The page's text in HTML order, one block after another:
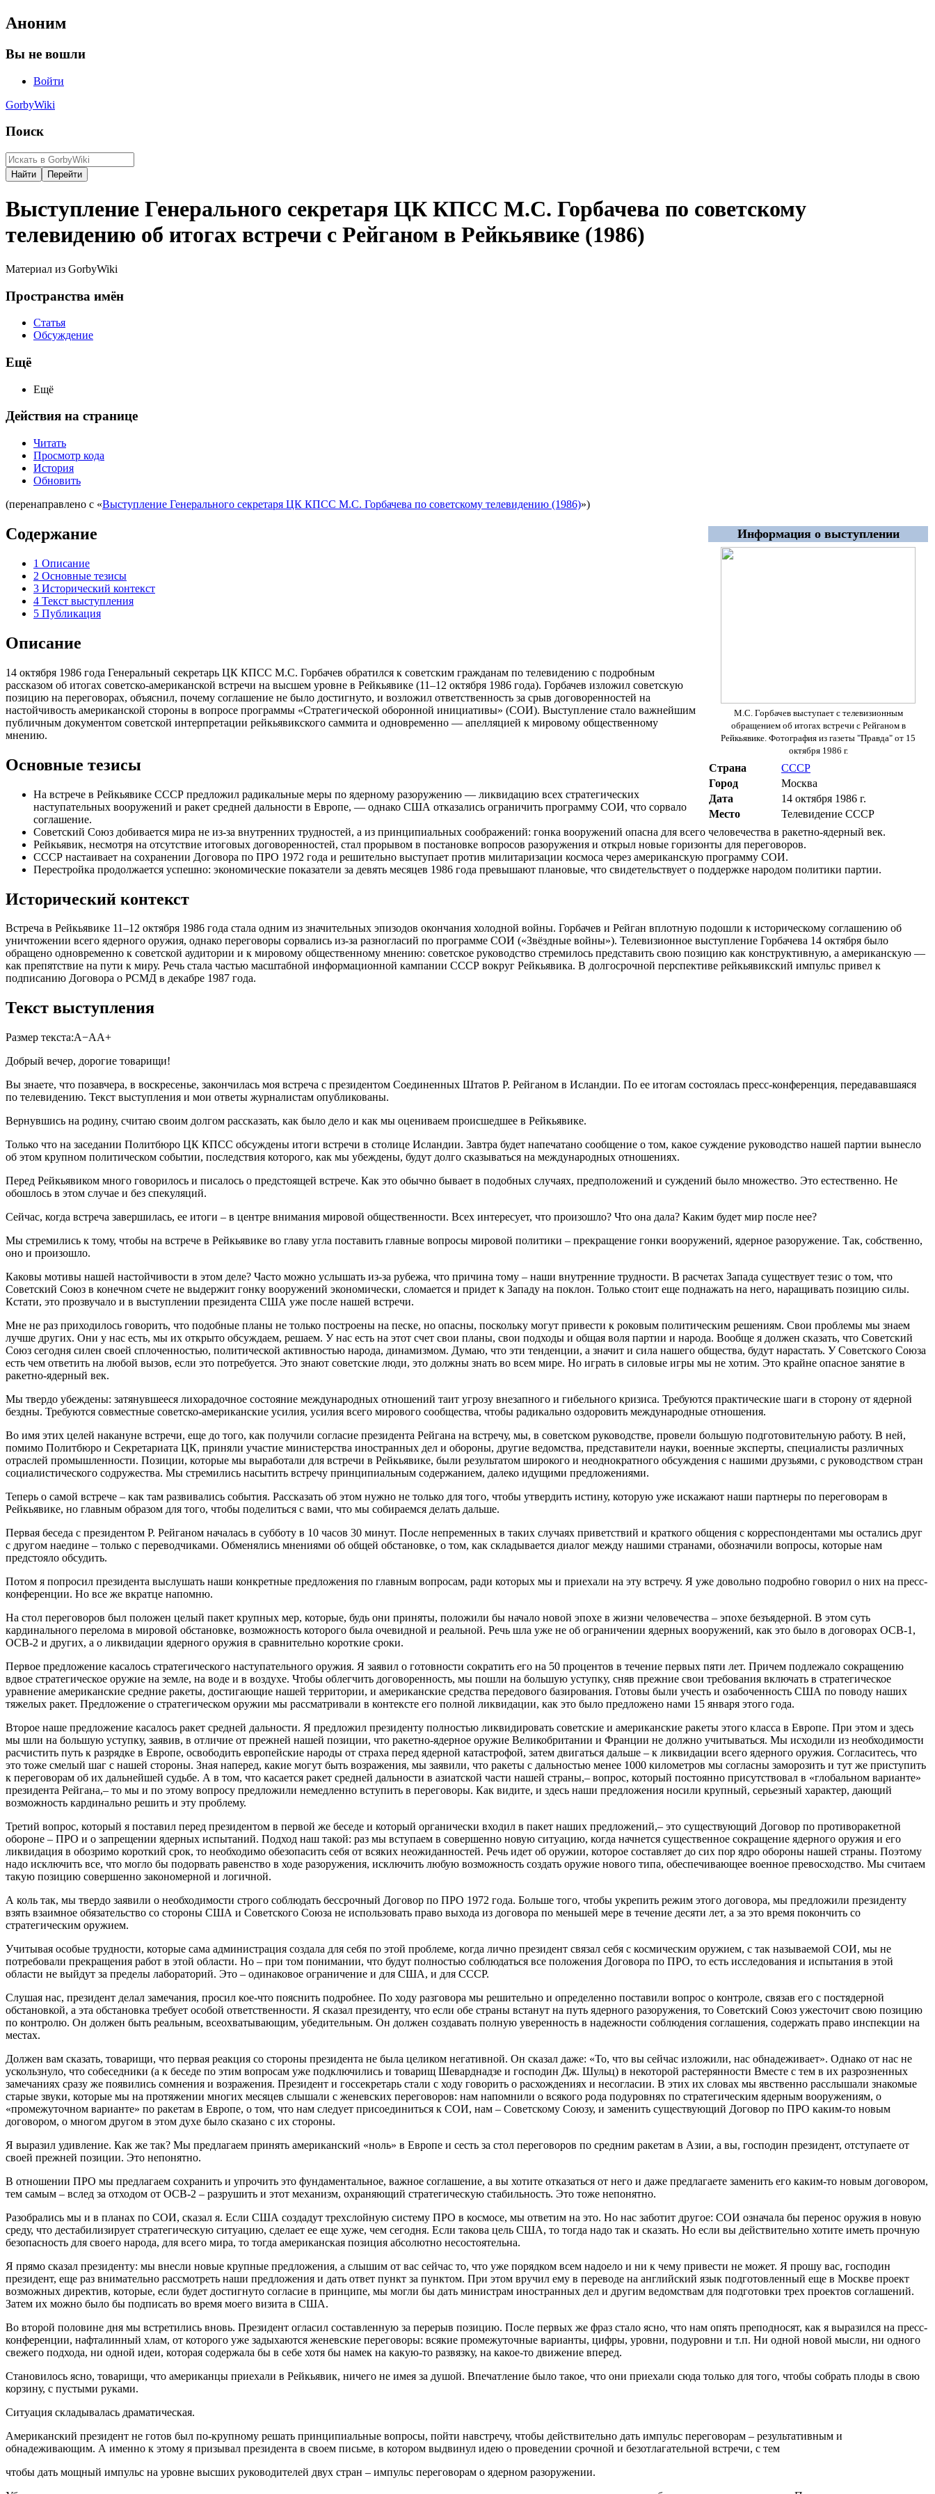
Аноним
Вы не вошли
Войти
GorbyWiki
Поиск
Выступление Генерального секретаря ЦК КПСС М.С. Горбачева по советскому
телевидению об итогах встречи с Рейганом в Рейкьявике (1986)
Материал из GorbyWiki
Пространства имён
Статья
Обсуждение
Ещё
Ещё
Действия на странице
Читать
Просмотр кода
История
Обновить
(перенаправлено с «Выступление Генерального секретаря ЦК КПСС М.С. Горбачева по советскому телевидению (1986)»)
Информация о выступлении
М.С. Горбачев выступает с телевизионным
обращением об итогах встречи с Рейганом в
Рейкьявике. Фотография из газеты "Правда" от 15
октября 1986 г.
Страна
СССР
Город
Москва
Дата
14 октября 1986 г.
Место
Телевидение СССР
Содержание
1 Описание
2 Основные тезисы
3 Исторический контекст
4 Текст выступления
5 Публикация
Описание
14 октября 1986 года Генеральный секретарь ЦК КПСС М.С. Горбачев обратился к советским гражданам по телевидению с подробным
рассказом об итогах советско-американской встречи на высшем уровне в Рейкьявике (11–12 октября 1986 года). Горбачев изложил советскую
позицию на переговорах, объяснил, почему соглашение не было достигнуто, и возложил ответственность за срыв договоренностей на
настойчивость американской стороны в вопросе программы «Стратегической оборонной инициативы» (СОИ). Выступление стало важнейшим
публичным документом советской интерпретации рейкьявикского саммита и одновременно — апелляцией к мировому общественному
мнению.
Основные тезисы
На встрече в Рейкьявике СССР предложил радикальные меры по ядерному разоружению — ликвидацию всех стратегических
наступательных вооружений и ракет средней дальности в Европе, — однако США отказались ограничить программу СОИ, что сорвало
соглашение.
Советский Союз добивается мира не из-за внутренних трудностей, а из принципиальных соображений: гонка вооружений опасна для всего человечества в ракетно-ядерный век.
Рейкьявик, несмотря на отсутствие итоговых договоренностей, стал прорывом в постановке вопросов разоружения и открыл новые горизонты для переговоров.
СССР настаивает на сохранении Договора по ПРО 1972 года и решительно выступает против милитаризации космоса через американскую программу СОИ.
Перестройка продолжается успешно: экономические показатели за девять месяцев 1986 года превышают плановые, что свидетельствует о поддержке народом политики партии.
Исторический контекст
Встреча в Рейкьявике 11–12 октября 1986 года стала одним из значительных эпизодов окончания холодной войны. Горбачев и Рейган вплотную подошли к историческому соглашению об
уничтожении всего ядерного оружия, однако переговоры сорвались из-за разногласий по программе СОИ («Звёздные войны»). Телевизионное выступление Горбачева 14 октября было
обращено одновременно к советской аудитории и к мировому общественному мнению: советское руководство стремилось представить свою позицию как конструктивную, а американскую —
как препятствие на пути к миру. Речь стала частью масштабной информационной кампании СССР вокруг Рейкьявика. В долгосрочной перспективе рейкьявикский импульс привел к
подписанию Договора о РСМД в декабре 1987 года.
Текст выступления
Размер текста:А−АА+
Добрый вечер, дорогие товарищи!
Вы знаете, что позавчера, в воскресенье, закончилась моя встреча с президентом Соединенных Штатов Р. Рейганом в Исландии. По ее итогам состоялась пресс-конференция, передававшаяся
по телевидению. Текст выступления и мои ответы журналистам опубликованы.
Вернувшись на родину, считаю своим долгом рассказать, как было дело и как мы оцениваем происшедшее в Рейкьявике.
Только что на заседании Политбюро ЦК КПСС обсуждены итоги встречи в столице Исландии. Завтра будет напечатано сообщение о том, какое суждение руководство нашей партии вынесло
об этом крупном политическом событии, последствия которого, как мы убеждены, будут долго сказываться на международных отношениях.
Перед Рейкьявиком много говорилось и писалось о предстоящей встрече. Как это обычно бывает в подобных случаях, предположений и суждений было множество. Это естественно. Не
обошлось в этом случае и без спекуляций.
Сейчас, когда встреча завершилась, ее итоги – в центре внимания мировой общественности. Всех интересует, что произошло? Что она дала? Каким будет мир после нее?
Мы стремились к тому, чтобы на встрече в Рейкьявике во главу угла поставить главные вопросы мировой политики – прекращение гонки вооружений, ядерное разоружение. Так, собственно,
оно и произошло.
Каковы мотивы нашей настойчивости в этом деле? Часто можно услышать из-за рубежа, что причина тому – наши внутренние трудности. В расчетах Запада существует тезис о том, что
Советский Союз в конечном счете не выдержит гонку вооружений экономически, сломается и придет к Западу на поклон. Только стоит еще поднажать на него, наращивать позицию силы.
Кстати, это прозвучало и в выступлении президента США уже после нашей встречи.
Мне не раз приходилось говорить, что подобные планы не только построены на песке, но опасны, поскольку могут привести к роковым политическим решениям. Свои проблемы мы знаем
лучше других. Они у нас есть, мы их открыто обсуждаем, решаем. У нас есть на этот счет свои планы, свои подходы и общая воля партии и народа. Вообще я должен сказать, что Советский
Союз сегодня силен своей сплоченностью, политической активностью народа, динамизмом. Думаю, что эти тенденции, а значит и сила нашего общества, будут нарастать. У Советского Союза
есть чем ответить на любой вызов, если это потребуется. Это знают советские люди, это должны знать во всем мире. Но играть в силовые игры мы не хотим. Это крайне опасное занятие в
ракетно-ядерный век.
Мы твердо убеждены: затянувшееся лихорадочное состояние международных отношений таит угрозу внезапного и гибельного кризиса. Требуются практические шаги в сторону от ядерной
бездны. Требуются совместные советско-американские усилия, усилия всего мирового сообщества, чтобы радикально оздоровить международные отношения.
Во имя этих целей накануне встречи, еще до того, как получили согласие президента Рейгана на встречу, мы, в советском руководстве, провели большую подготовительную работу. В ней,
помимо Политбюро и Секретариата ЦК, приняли участие министерства иностранных дел и обороны, другие ведомства, представители науки, военные эксперты, специалисты различных
отраслей промышленности. Позиции, которые мы выработали для встречи в Рейкьявике, были результатом широкого и неоднократного обсуждения с нашими друзьями, с руководством стран
социалистического содружества. Мы стремились насытить встречу принципиальным содержанием, далеко идущими предложениями.
Теперь о самой встрече – как там развивались события. Рассказать об этом нужно не только для того, чтобы утвердить истину, которую уже искажают наши партнеры по переговорам в
Рейкьявике, но главным образом для того, чтобы поделиться с вами, что мы собираемся делать дальше.
Первая беседа с президентом Р. Рейганом началась в субботу в 10 часов 30 минут. После непременных в таких случаях приветствий и краткого общения с корреспондентами мы остались друг
с другом наедине – только с переводчиками. Обменялись мнениями об общей обстановке, о том, как складывается диалог между нашими странами, обозначили вопросы, которые нам
предстояло обсудить.
Потом я попросил президента выслушать наши конкретные предложения по главным вопросам, ради которых мы и приехали на эту встречу. Я уже довольно подробно говорил о них на пресс-
конференции. Но все же вкратце напомню.
На стол переговоров был положен целый пакет крупных мер, которые, будь они приняты, положили бы начало новой эпохе в жизни человечества – эпохе безъядерной. В этом суть
кардинального перелома в мировой обстановке, возможность которого была очевидной и реальной. Речь шла уже не об ограничении ядерных вооружений, как это было в договорах ОСВ-1,
ОСВ-2 и других, а о ликвидации ядерного оружия в сравнительно короткие сроки.
Первое предложение касалось стратегического наступательного оружия. Я заявил о готовности сократить его на 50 процентов в течение первых пяти лет. Причем подлежало сокращению
вдвое стратегическое оружие на земле, на воде и в воздухе. Чтобы облегчить договоренность, мы пошли на большую уступку, сняв прежние свои требования включать в стратегическое
уравнение американские средние ракеты, достигающие нашей территории, и американские средства передового базирования. Готовы были учесть и озабоченность США по поводу наших
тяжелых ракет. Предложение о стратегическом оружии мы рассматривали в контексте его полной ликвидации, как это было предложено нами 15 января этого года.
Второе наше предложение касалось ракет средней дальности. Я предложил президенту полностью ликвидировать советские и американские ракеты этого класса в Европе. При этом и здесь
мы шли на большую уступку, заявив, в отличие от прежней нашей позиции, что ракетно-ядерное оружие Великобритании и Франции не должно учитываться. Мы исходили из необходимости
расчистить путь к разрядке в Европе, освободить европейские народы от страха перед ядерной катастрофой, затем двигаться дальше – к ликвидации всего ядерного оружия. Согласитесь, что
это тоже смелый шаг с нашей стороны. Зная наперед, какие могут быть возражения, мы заявили, что ракеты с дальностью менее 1000 километров мы согласны заморозить и тут же приступить
к переговорам об их дальнейшей судьбе. А в том, что касается ракет средней дальности в азиатской части нашей страны,– вопрос, который постоянно присутствовал в «глобальном варианте»
президента Рейгана,– то мы и по этому вопросу предложили немедленно вступить в переговоры. Как видите, и здесь наши предложения носили крупный, серьезный характер, дающий
возможность кардинально решить и эту проблему.
Третий вопрос, который я поставил перед президентом в первой же беседе и который органически входил в пакет наших предложений,– это существующий Договор по противоракетной
обороне – ПРО и о запрещении ядерных испытаний. Подход наш такой: раз мы вступаем в совершенно новую ситуацию, когда начнется существенное сокращение ядерного оружия и его
ликвидация в обозримо короткий срок, то необходимо обезопасить себя от всяких неожиданностей. Речь идет об оружии, которое составляет до сих пор ядро обороны нашей страны. Поэтому
надо исключить все, что могло бы подорвать равенство в ходе разоружения, исключить любую возможность создать оружие нового типа, обеспечивающее военное превосходство. Мы считаем
такую позицию совершенно закономерной и логичной.
А коль так, мы твердо заявили о необходимости строго соблюдать бессрочный Договор по ПРО 1972 года. Больше того, чтобы укрепить режим этого договора, мы предложили президенту
взять взаимное обязательство со стороны США и Советского Союза не использовать право выхода из договора по меньшей мере в течение десяти лет, а за это время покончить со
стратегическим оружием.
Учитывая особые трудности, которые сама администрация создала для себя по этой проблеме, когда лично президент связал себя с космическим оружием, с так называемой СОИ, мы не
потребовали прекращения работ в этой области. Но – при том понимании, что будут полностью соблюдаться все положения Договора по ПРО, то есть исследования и испытания в этой
области не выйдут за пределы лабораторий. Это – одинаковое ограничение и для США, и для СССР.
Слушая нас, президент делал замечания, просил кое-что пояснить подробнее. По ходу разговора мы решительно и определенно поставили вопрос о контроле, связав его с постядерной
обстановкой, а эта обстановка требует особой ответственности. Я сказал президенту, что если обе страны встанут на путь ядерного разоружения, то Советский Союз ужесточит свою позицию
по контролю. Он должен быть реальным, всеохватывающим, убедительным. Он должен создавать полную уверенность в надежности соблюдения соглашения, содержать право инспекции на
местах.
Должен вам сказать, товарищи, что первая реакция со стороны президента не была целиком негативной. Он сказал даже: «То, что вы сейчас изложили, нас обнадеживает». Однако от нас не
ускользнуло, что собеседники (а к беседе по этим вопросам уже подключились и товарищ Шеварднадзе и господин Дж. Шульц) в некоторой растерянности Вместе с тем в их разрозненных
замечаниях сразу же появились сомнения и возражения. Президент и госсекретарь стали с ходу говорить о расхождениях и несогласии. В этих их словах мы явственно расслышали знакомые
старые звуки, которые мы на протяжении многих месяцев слышали с женевских переговоров: нам напомнили о всякого рода подуровнях по стратегическим ядерным вооружениям, о
«промежуточном варианте» по ракетам в Европе, о том, что нам следует присоединиться к СОИ, нам – Советскому Союзу, и заменить существующий Договор по ПРО каким-то новым
договором, о многом другом в этом духе было сказано с их стороны.
Я выразил удивление. Как же так? Мы предлагаем принять американский «ноль» в Европе и сесть за стол переговоров по средним ракетам в Азии, а вы, господин президент, отступаете от
своей прежней позиции. Это непонятно.
В отношении ПРО мы предлагаем сохранить и упрочить это фундаментальное, важное соглашение, а вы хотите отказаться от него и даже предлагаете заменить его каким-то новым договором,
тем самым – вслед за отходом от ОСВ-2 – разрушить и этот механизм, охраняющий стратегическую стабильность. Это тоже непонятно.
Разобрались мы и в планах по СОИ, сказал я. Если США создадут трехслойную систему ПРО в космосе, мы ответим на это. Но нас заботит другое: СОИ означала бы перенос оружия в новую
среду, что дестабилизирует стратегическую ситуацию, сделает ее еще хуже, чем сегодня. Если такова цель США, то тогда надо так и сказать. Но если вы действительно хотите иметь прочную
безопасность для своего народа, для всего мира, то тогда американская позиция абсолютно несостоятельна.
Я прямо сказал президенту: мы внесли новые крупные предложения, а слышим от вас сейчас то, что уже порядком всем надоело и ни к чему привести не может. Я прошу вас, господин
президент, еще раз внимательно рассмотреть наши предложения и дать ответ пункт за пунктом. При этом вручил ему в переводе на английский язык подготовленный еще в Москве проект
возможных директив, которые, если будет достигнуто согласие в принципе, мы могли бы дать министрам иностранных дел и другим ведомствам для подготовки трех проектов соглашений.
Затем их можно было бы подписать во время моего визита в США.
Во второй половине дня мы встретились вновь. Президент огласил составленную за перерыв позицию. После первых же фраз стало ясно, что нам опять преподносят, как я выразился на пресс-
конференции, нафталинный хлам, от которого уже задыхаются женевские переговоры: всякие промежуточные варианты, цифры, уровни, подуровни и т.п. Ни одной новой мысли, ни одного
свежего подхода, ни одной идеи, которая содержала бы в себе хотя бы намек на какую-то развязку, на какое-то движение вперед.
Становилось ясно, товарищи, что американцы приехали в Рейкьявик, ничего не имея за душой. Впечатление было такое, что они приехали сюда только для того, чтобы собрать плоды в свою
корзину, с пустыми руками.
Ситуация складывалась драматическая.
Американский президент не готов был по-крупному решать принципиальные вопросы, пойти навстречу, чтобы действительно дать импульс переговорам – результативным и
обнадеживающим. А именно к этому я призывал президента в своем письме, в котором выдвинул идею о проведении срочной и безотлагательной встречи, с тем
чтобы дать мощный импульс на уровне высших руководителей двух стран – импульс переговорам о ядерном разоружении.